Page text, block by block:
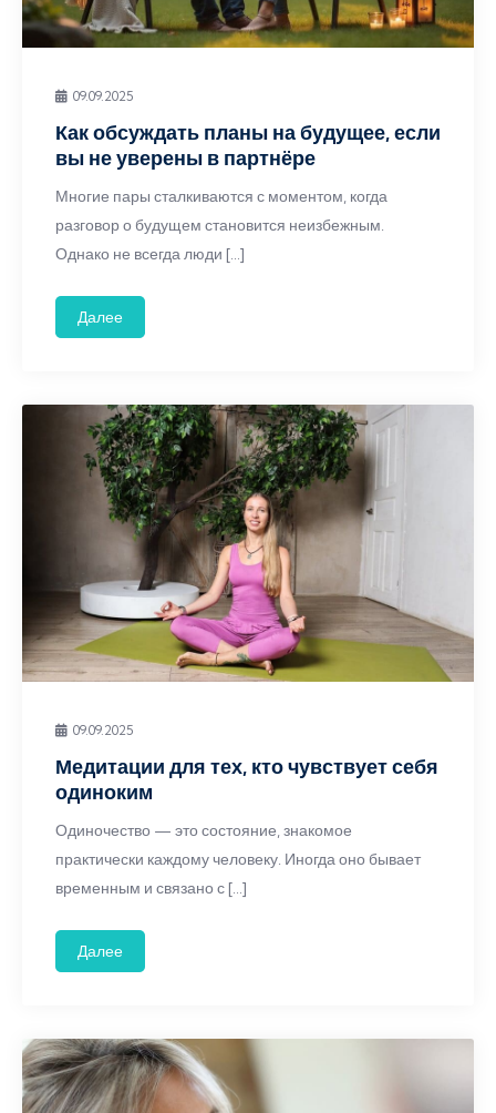
09.09.2025
Как обсуждать планы на будущее, если
вы не уверены в партнёре
Многие пары сталкиваются с моментом, когда
разговор о будущем становится неизбежным.
Однако не всегда люди […]
Далее
09.09.2025
Медитации для тех, кто чувствует себя
одиноким
Одиночество — это состояние, знакомое
практически каждому человеку. Иногда оно бывает
временным и связано с […]
Далее